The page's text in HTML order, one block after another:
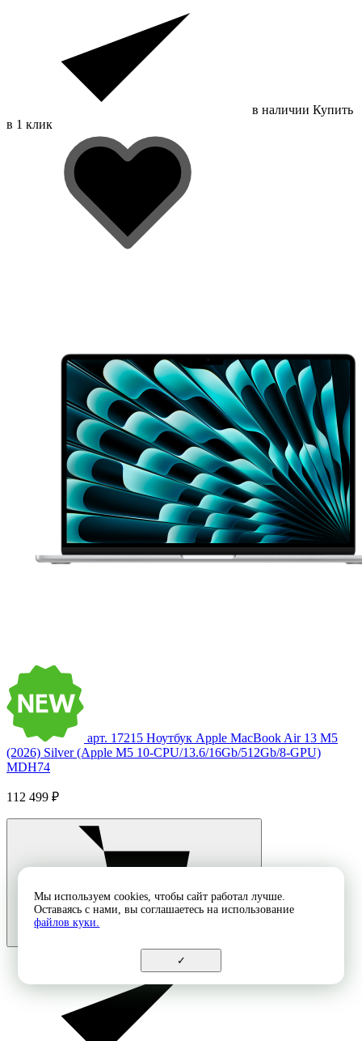
в наличии Купить
в 1 клик
арт. 17215 Ноутбук Apple MacBook Air 13 M5
(2026) Silver (Apple M5 10-CPU/13.6/16Gb/512Gb/8-GPU)
MDH74
112 499 ₽
Мы используем cookies, чтобы сайт работал лучше.
Оставаясь с нами, вы соглашаетесь на использование
файлов куки.
✓